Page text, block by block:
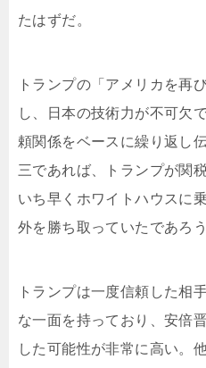
たはずだ。
トランプの「アメリカを再
し、日本の技術力が不可欠
頼関係をベースに繰り返し
三であれば、トランプが関
いち早くホワイトハウスに
外を勝ち取っていたであろう
トランプは一度信頼した相
な一面を持っており、安倍
した可能性が非常に高い。